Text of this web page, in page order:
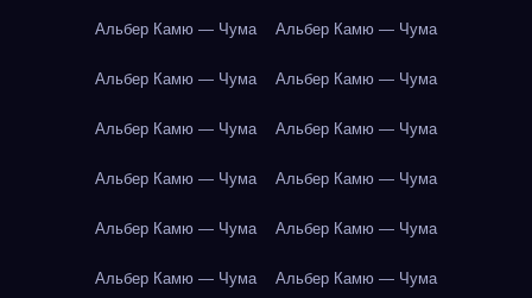
Альбер Камю — Чума Альбер Камю — Чума
Альбер Камю — Чума Альбер Камю — Чума
Альбер Камю — Чума Альбер Камю — Чума
Альбер Камю — Чума Альбер Камю — Чума
Альбер Камю — Чума Альбер Камю — Чума
Альбер Камю — Чума Альбер Камю — Чума